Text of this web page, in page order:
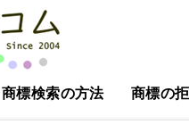
商標検索の方法 商標の